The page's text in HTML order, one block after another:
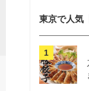
東京で人気